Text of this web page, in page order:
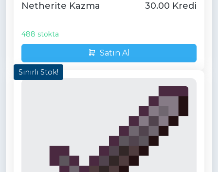
Netherite Kazma 30.00 Kredi
488 stokta
Satın Al
Sınırlı Stok!